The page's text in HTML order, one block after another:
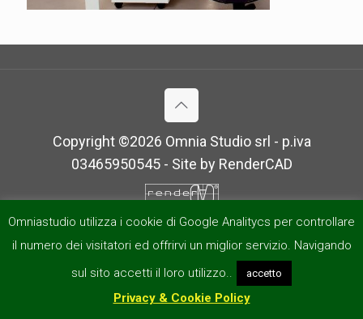
Copyright ©2026 Omnia Studio srl - p.iva
03465950545 - Site by RenderCAD
Omniastudio utilizza i cookie di Google Analitycs per controllare
il numero dei visitatori ed offrirvi un miglior servizio. Navigando
sul sito accetti il loro utilizzo..
accetto
Privacy & Cookie Policy